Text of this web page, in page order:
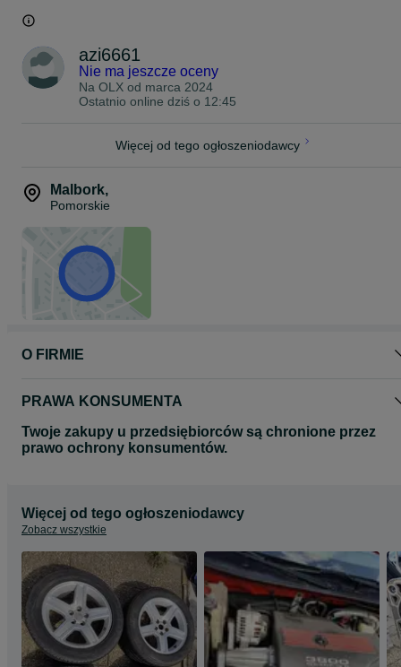
azi6661
Nie ma jeszcze oceny
Na OLX od marca 2024
Ostatnio online dziś o 12:45
Więcej od tego ogłoszeniodawcy
Malbork,
Pomorskie
O FIRMIE
PRAWA KONSUMENTA
Twoje zakupy u przedsiębiorców są chronione przez
prawo ochrony konsumentów.
Więcej od tego ogłoszeniodawcy
Zobacz wszystkie